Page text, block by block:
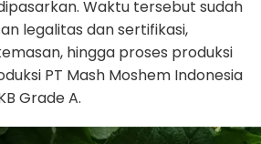
Waktu tersebut sudah
legalitas dan sertifikasi,
hingga proses produksi
PT Mash Moshem Indonesia
Grade A.